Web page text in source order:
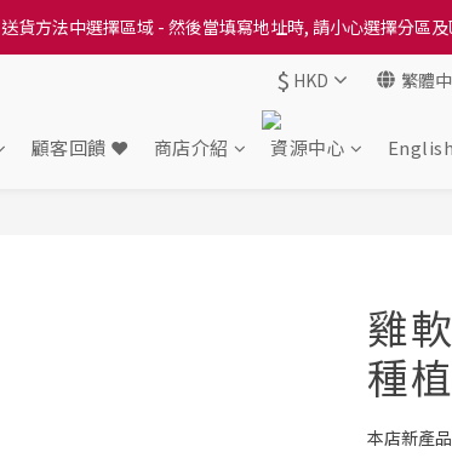
貨方法中選擇區域 - 然後當填寫地址時, 請小心選擇分區
貨方法中選擇區域 - 然後當填寫地址時, 請小心選擇分區
本地培育田香雞、金棠雞、粵皇鷄及平原雞等，想食靚雞
貨方法中選擇區域 - 然後當填寫地址時, 請小心選擇分區及
$ HKD 繁體
顧客回饋 ❤️ 商店介紹 資源中心 English
雞
種
本店新產